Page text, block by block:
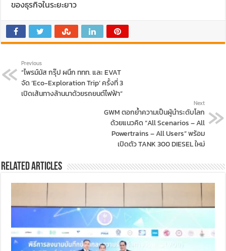
ของธุรกิจในระยะยาว
Previous
“ไพรม์มัส กรุ๊ป ผนึก ททท. และ EVAT
จัด ‘Eco-Exploration Trip’ ครั้งที่ 3
เปิดเส้นทางล้านนาด้วยรถยนต์ไฟฟ้า”
Next
GWM ตอกย้ำความเป็นผู้นำระดับโลก
ด้วยแนวคิด “All Scenarios – All
Powertrains – All Users” พร้อม
เปิดตัว TANK 300 DIESEL ใหม่
Related Articles